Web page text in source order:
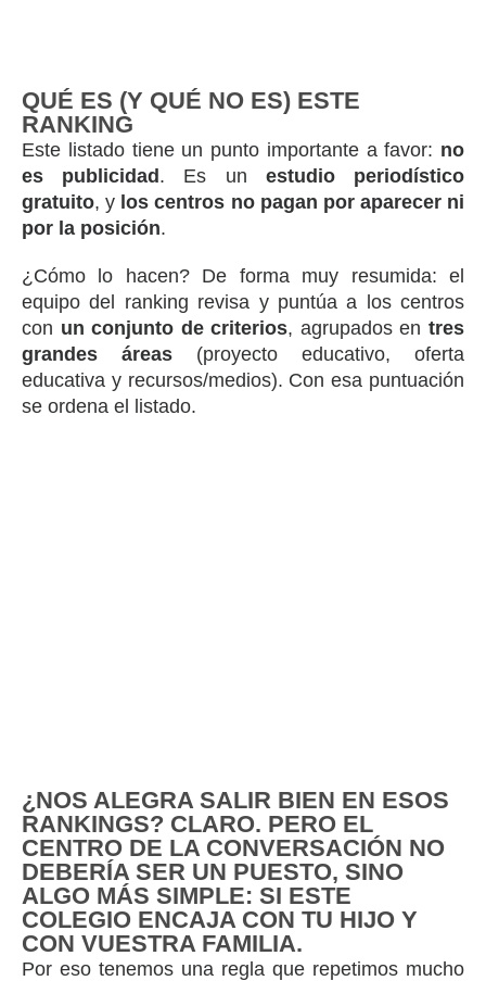
QUÉ ES (Y QUÉ NO ES) ESTE
RANKING
Este listado tiene un punto importante a favor: no
es publicidad . Es un estudio periodístico
gratuito, y los centros no pagan por aparecer ni
por la posición.
¿Cómo lo hacen? De forma muy resumida: el
equipo del ranking revisa y puntúa a los centros
con un conjunto de criterios, agrupados entres
grandes áreas (proyecto educativo, oferta
educativa y recursos/medios). Con esa puntuación
se ordena el listado.
¿NOS ALEGRA SALIR BIEN EN ESOS
RANKINGS? CLARO. PERO EL
CENTRO DE LA CONVERSACIÓN NO
DEBERÍA SER UN PUESTO, SINO
ALGO MÁS SIMPLE: SI ESTE
COLEGIO ENCAJA CON TU HIJO Y
CON VUESTRA FAMILIA.
Por eso tenemos una regla que repetimos mucho